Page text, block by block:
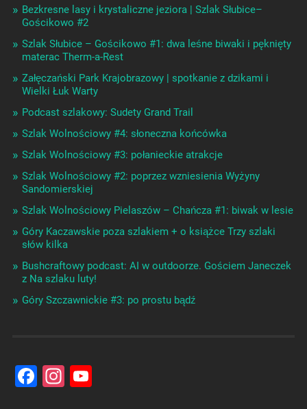
Bezkresne lasy i krystaliczne jeziora | Szlak Słubice–
Gościkowo #2
Szlak Słubice – Gościkowo #1: dwa leśne biwaki i pęknięty
materac Therm-a-Rest
Załęczański Park Krajobrazowy | spotkanie z dzikami i
Wielki Łuk Warty
Podcast szlakowy: Sudety Grand Trail
Szlak Wolnościowy #4: słoneczna końcówka
Szlak Wolnościowy #3: połanieckie atrakcje
Szlak Wolnościowy #2: poprzez wzniesienia Wyżyny
Sandomierskiej
Szlak Wolnościowy Pielaszów – Chańcza #1: biwak w lesie
Góry Kaczawskie poza szlakiem + o książce Trzy szlaki
słów kilka
Bushcraftowy podcast: AI w outdoorze. Gościem Janeczek
z Na szlaku luty!
Góry Szczawnickie #3: po prostu bądź
Facebook
Instagram
YouTube